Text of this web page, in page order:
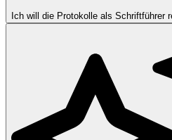
Ich will die Protokolle als Schriftführer